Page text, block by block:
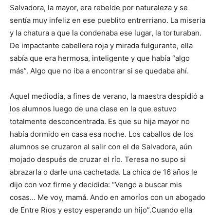
Salvadora, la mayor, era rebelde por naturaleza y se
sentía muy infeliz en ese pueblito entrerriano. La miseria
y la chatura a que la condenaba ese lugar, la torturaban.
De impactante cabellera roja y mirada fulgurante, ella
sabía que era hermosa, inteligente y que había “algo
más”. Algo que no iba a encontrar si se quedaba ahí.
Aquel mediodía, a fines de verano, la maestra despidió a
los alumnos luego de una clase en la que estuvo
totalmente desconcentrada. Es que su hija mayor no
había dormido en casa esa noche. Los caballos de los
alumnos se cruzaron al salir con el de Salvadora, aún
mojado después de cruzar el río. Teresa no supo si
abrazarla o darle una cachetada. La chica de 16 años le
dijo con voz firme y decidida: “Vengo a buscar mis
cosas… Me voy, mamá. Ando en amoríos con un abogado
de Entre Ríos y estoy esperando un hijo”.Cuando ella